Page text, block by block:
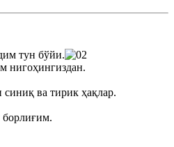
тун бўйи.
нигоҳингиздан.
ва тирик ҳақлар.